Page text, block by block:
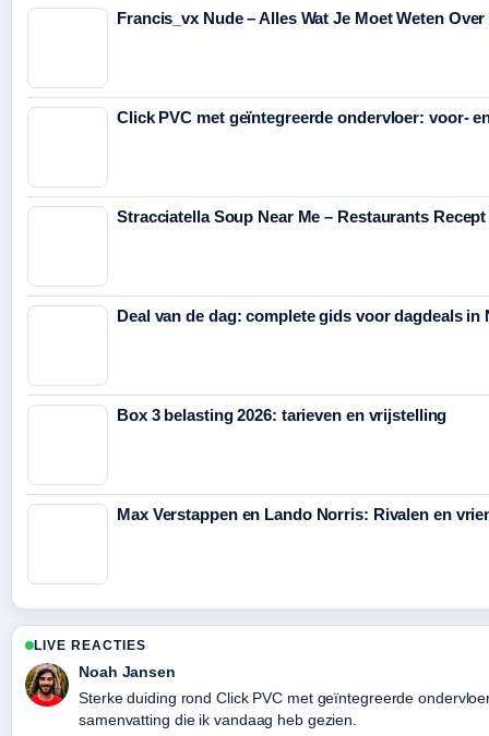
Francis_vx Nude – Alles Wat Je Moet Weten
Click PVC met geïntegreerde ondervloer: voor-
Stracciatella Soup Near Me – Restaurants
Deal van de dag: complete gids voor dagdeals in
Box 3 belasting 2026: tarieven en vrijstelling
Max Verstappen en Lando Norris: Rivalen en
LIVE REACTIES
Noah Jansen
Sterke duiding rond Click PVC met geïntegreerde
samenvatting die ik vandaag heb gezien.